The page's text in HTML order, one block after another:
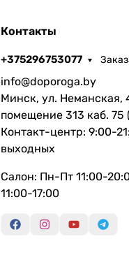
Контакты
+375296753077
info@doporoga.by
Минск, ул. Неманская,
помещение 313 каб. 75
Контакт-центр: 9:00-
выходных
Салон: Пн-Пт 11:00-
11:00-17:00